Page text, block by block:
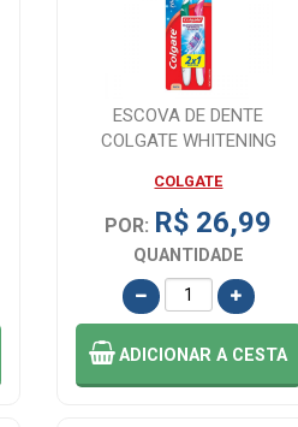
ESCOVA DE DENTE
COLGATE WHITENING
COLGATE
POR: R$ 26,99
QUANTIDADE
ADICIONARA CESTA